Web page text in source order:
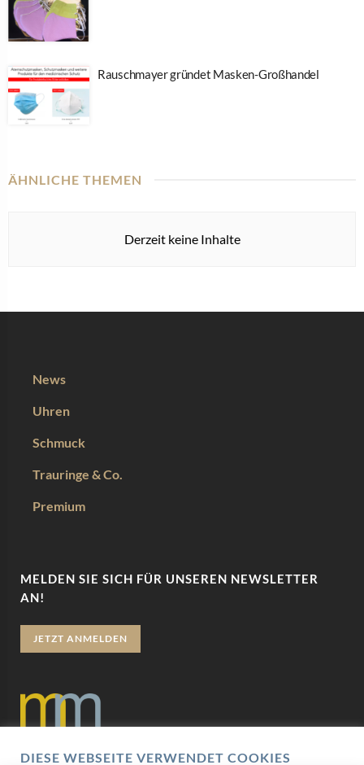
Rauschmayer gründet Masken-Großhandel
ÄHNLICHE THEMEN
Derzeit keine Inhalte
News
Uhren
Schmuck
Trauringe & Co.
Premium
MELDEN SIE SICH FÜR UNSEREN NEWSLETTER
AN!
JETZT ANMELDEN
DIESE WEBSEITE VERWENDET COOKIES